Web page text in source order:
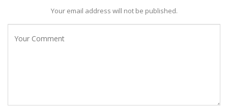
Your email address will not be published.